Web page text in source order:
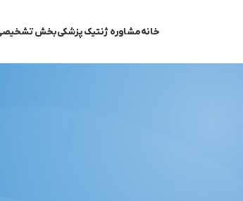
خانهمشاوره ژنتیک پزشکیبخش